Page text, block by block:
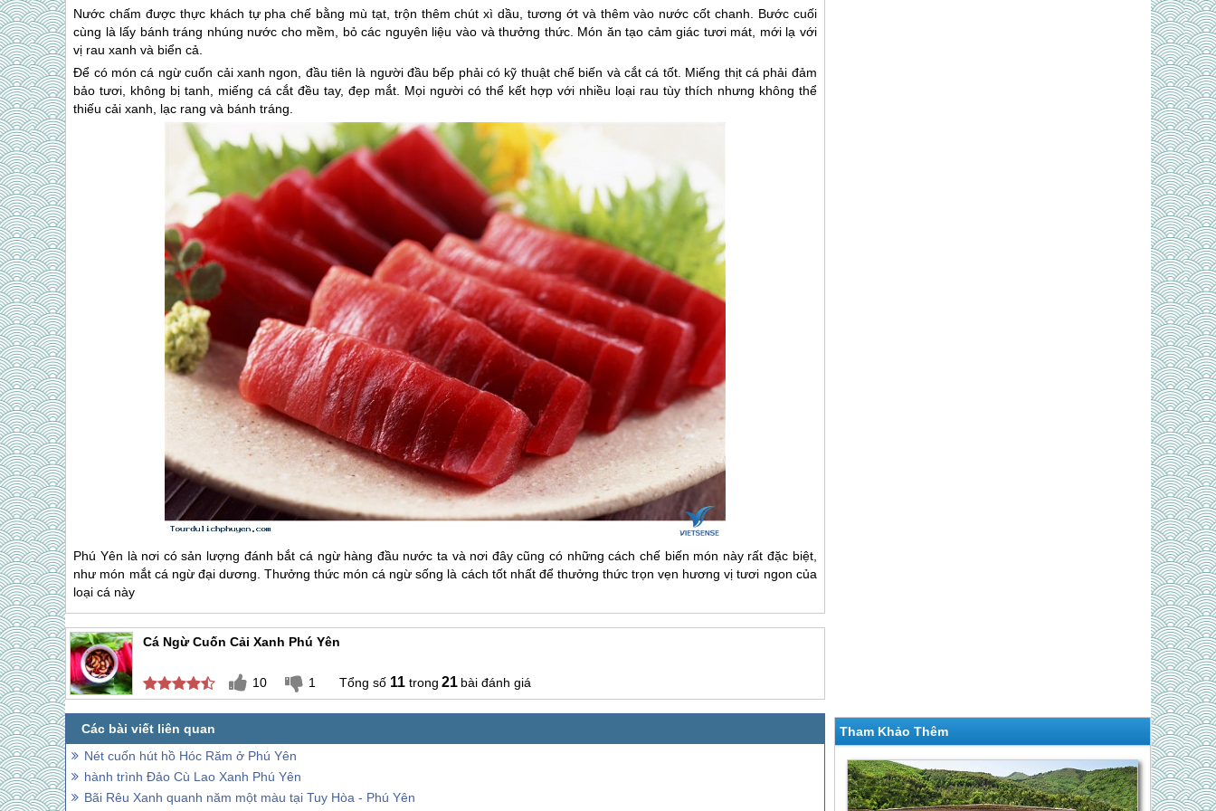
Tham Khảo Thêm
Nước chấm được thực khách tự pha chế bằng mù tạt, trộn thêm chút xì dầu, tương ớt và thêm vào nước cốt chanh. Bước cuối
cùng là lấy bánh tráng nhúng nước cho mềm, bỏ các nguyên liệu vào và thưởng thức. Món ăn tạo cảm giác tươi mát, mới lạ với
vị rau xanh và biển cả.
Để có món cá ngừ cuốn cải xanh ngon, đầu tiên là người đầu bếp phải có kỹ thuật chế biến và cắt cá tốt. Miếng thịt cá phải đảm
bảo tươi, không bị tanh, miếng cá cắt đều tay, đẹp mắt. Mọi người có thể kết hợp với nhiều loại rau tùy thích nhưng không thể
thiếu cải xanh, lạc rang và bánh tráng.
Phú Yên là nơi có sản lượng đánh bắt cá ngừ hàng đầu nước ta và nơi đây cũng có những cách chế biến món này rất đặc biệt,
như món mắt cá ngừ đại dương. Thưởng thức món cá ngừ sống là cách tốt nhất để thưởng thức trọn vẹn hương vị tươi ngon của
loại cá này
Cá Ngừ Cuốn Cải Xanh Phú Yên
10 1 11 21 bài đánh giá
Nét cuốn hút hồ Hóc Răm ở Phú Yên
hành trình Đảo Cù Lao Xanh Phú Yên
Bãi Rêu Xanh quanh năm một màu tại Tuy Hòa - Phú Yên